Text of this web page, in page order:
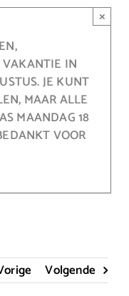
VAKANTIE IN
JE KUNT
MAAR ALLE
MAANDAG 18
VOOR
×
Volgende